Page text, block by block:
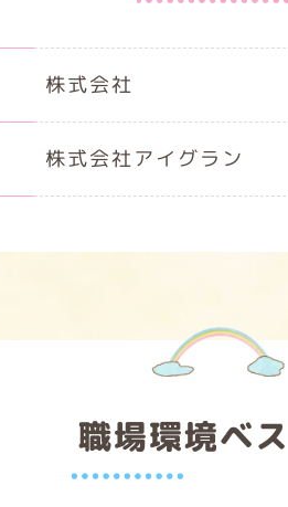
株式会社
株式会社アイグラン
職場環境ベ